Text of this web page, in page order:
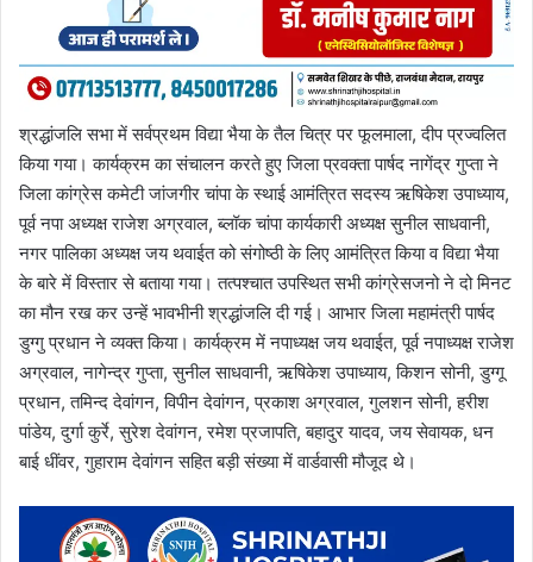
श्रद्धांजलि सभा में सर्वप्रथम विद्या भैया के तैल चित्र पर फूलमाला, दीप प्रज्वलित
किया गया। कार्यक्रम का संचालन करते हुए जिला प्रवक्ता पार्षद नागेंद्र गुप्ता ने
जिला कांग्रेस कमेटी जांजगीर चांपा के स्थाई आमंत्रित सदस्य ऋषिकेश उपाध्याय,
पूर्व नपा अध्यक्ष राजेश अग्रवाल, ब्लॉक चांपा कार्यकारी अध्यक्ष सुनील साधवानी,
नगर पालिका अध्यक्ष जय थवाईत को संगोष्ठी के लिए आमंत्रित किया व विद्या भैया
के बारे में विस्तार से बताया गया। तत्पश्चात उपस्थित सभी कांग्रेसजनो ने दो मिनट
का मौन रख कर उन्हें भावभीनी श्रद्धांजलि दी गई। आभार जिला महामंत्री पार्षद
डुग्गु प्रधान ने व्यक्त किया। कार्यक्रम में नपाध्यक्ष जय थवाईत, पूर्व नपाध्यक्ष राजेश
अग्रवाल, नागेन्द्र गुप्ता, सुनील साधवानी, ऋषिकेश उपाध्याय, किशन सोनी, डुग्गू
प्रधान, तमिन्द देवांगन, विपीन देवांगन, प्रकाश अग्रवाल, गुलशन सोनी, हरीश
पांडेय, दुर्गा कुर्रे, सुरेश देवांगन, रमेश प्रजापति, बहादुर यादव, जय सेवायक, धन
बाई धींवर, गुहाराम देवांगन सहित बड़ी संख्या में वार्डवासी मौजूद थे।